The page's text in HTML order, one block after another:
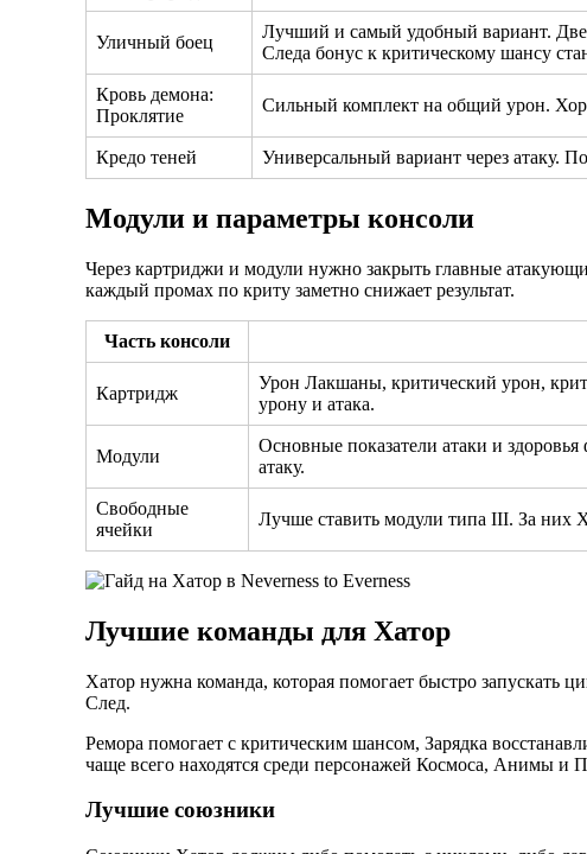
Уличный боец
Лучший и самый удобный вариант.
Следа бонус к критическому шансу
Кровь демона:
Проклятие
Сильный комплект на общий урон.
Кредо теней Универсальный вариант через атаку.
Модули и параметры консоли
Через картриджи и модули нужно закрыть главные
каждый промах по криту заметно снижает результат.
Часть консоли
Картридж
Урон Лакшаны, критический урон,
урону и атака.
Модули
Основные показатели атаки и
атаку.
Свободные
ячейки
Лучше ставить модули типа III. За них
Лучшие команды для Хатор
Хатор нужна команда, которая помогает быстро запускать
След.
Ремора помогает с критическим шансом, Зарядка
чаще всего находятся среди персонажей Космоса, Анимы и
Лучшие союзники